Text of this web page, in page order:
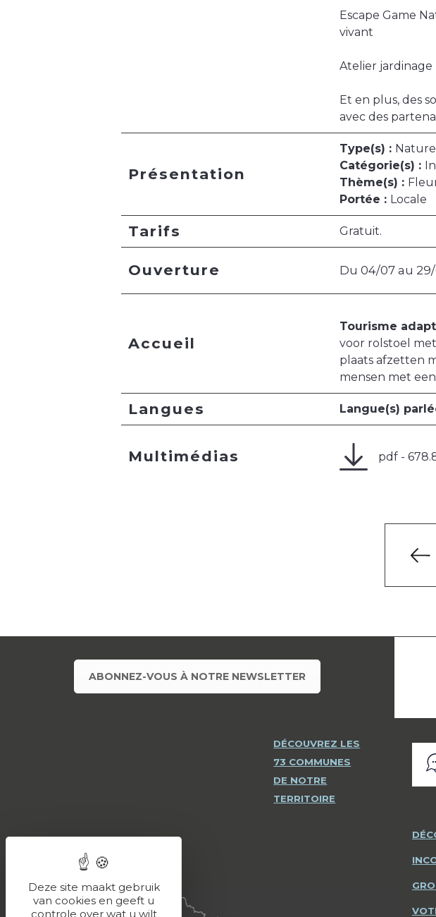
Escape Game
vivant
Atelier jardinage
Et en plus, des
avec des
Présentation
Type(s) :
Catégorie(s) :
Thème(s) :
Portée : Locale
Tarifs Gratuit.
Ouverture Du 04/07 au
Accueil
Tourisme
voor rolstoel
plaats afzetten
mensen met
Langues Langue(s)
Multimédias pdf -
ABONNEZ-VOUS À NOTRE NEWSLETTER
DÉCOUVREZ LES
73 COMMUNES
DE NOTRE
TERRITOIRE
Deze site maakt gebruik
van cookies en geeft u
controle over wat u wilt